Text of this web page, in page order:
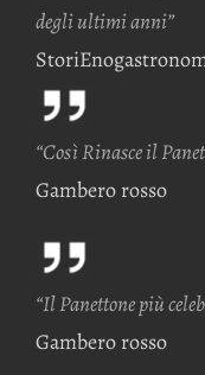
degli ultimi anni”
“Così Rinasce il
Gambero rosso
“Il Panettone più
Gambero rosso